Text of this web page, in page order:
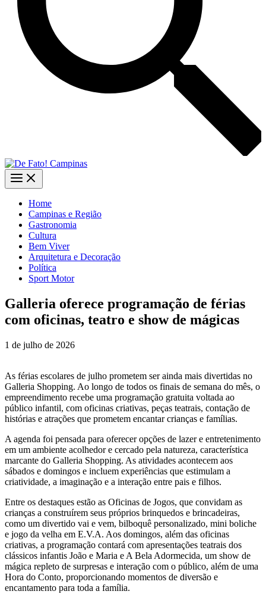
Home
Campinas e Região
Gastronomia
Cultura
Bem Viver
Arquitetura e Decoração
Política
Sport Motor
Galleria oferece programação de férias
com oficinas, teatro e show de mágicas
1 de julho de 2026
As férias escolares de julho prometem ser ainda mais divertidas no
Galleria Shopping. Ao longo de todos os finais de semana do mês, o
empreendimento recebe uma programação gratuita voltada ao
público infantil, com oficinas criativas, peças teatrais, contação de
histórias e atrações que prometem encantar crianças e famílias.
A agenda foi pensada para oferecer opções de lazer e entretenimento
em um ambiente acolhedor e cercado pela natureza, característica
marcante do Galleria Shopping. As atividades acontecem aos
sábados e domingos e incluem experiências que estimulam a
criatividade, a imaginação e a interação entre pais e filhos.
Entre os destaques estão as Oficinas de Jogos, que convidam as
crianças a construírem seus próprios brinquedos e brincadeiras,
como um divertido vai e vem, bilboquê personalizado, mini boliche
e jogo da velha em E.V.A. Aos domingos, além das oficinas
criativas, a programação contará com apresentações teatrais dos
clássicos infantis João e Maria e A Bela Adormecida, um show de
mágica repleto de surpresas e interação com o público, além de uma
Hora do Conto, proporcionando momentos de diversão e
encantamento para toda a família.